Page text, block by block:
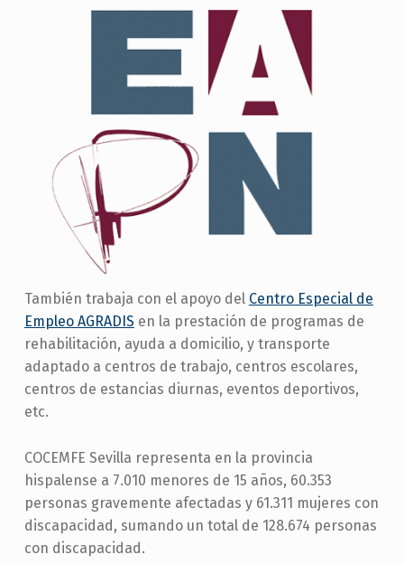
También trabaja con el apoyo del Centro Especial de
Empleo AGRADIS en la prestación de programas de
rehabilitación, ayuda a domicilio, y transporte
adaptado a centros de trabajo, centros escolares,
centros de estancias diurnas, eventos deportivos,
etc.
COCEMFE Sevilla representa en la provincia
hispalense a 7.010 menores de 15 años, 60.353
personas gravemente afectadas y 61.311 mujeres con
discapacidad, sumando un total de 128.674 personas
con discapacidad.